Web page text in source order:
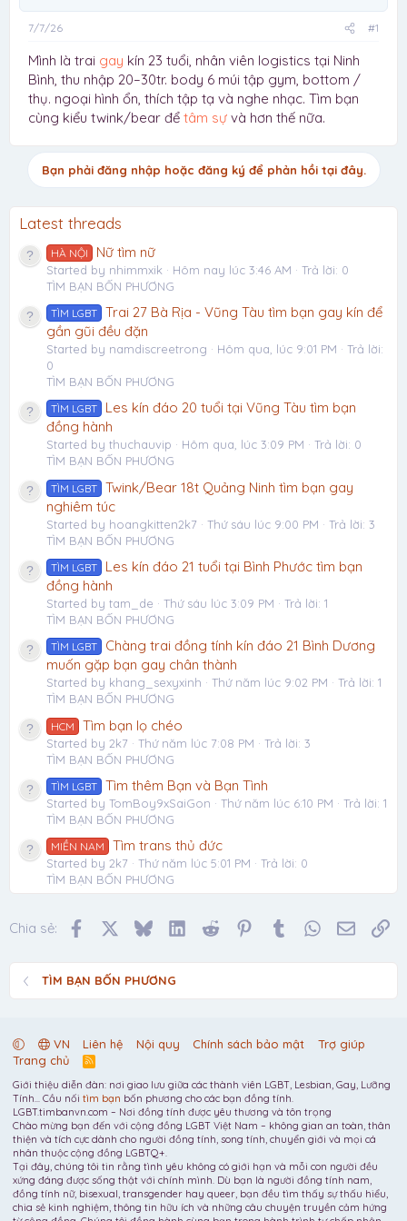
7/7/26 #1
Mình là trai gay kín 23 tuổi, nhân viên logistics tại Ninh
Bình, thu nhập 20–30tr. body 6 múi tập gym, bottom /
thụ. ngoại hình ổn, thích tập tạ và nghe nhạc. Tìm bạn
cùng kiểu twink/bear để tâm sự và hơn thế nữa.
Bạn phải đăng nhập hoặc đăng ký để phản hồi tại đây.
Latest threads
HÀ NỘI Nữ tìm nữ
Started by nhimmxik Hôm nay lúc 3:46 AM
Trả lời: 0
TÌM BẠN BỐN PHƯƠNG
TÌM LGBT
Trai 27 Bà Rịa - Vũng Tàu tìm bạn gay kín để
gần gũi đều đặn
Started by namdiscreetrong Hôm qua, lúc 9:01 PM
Trả lời:
0
TÌM BẠN BỐN PHƯƠNG
TÌM LGBT
Les kín đáo 20 tuổi tại Vũng Tàu tìm bạn
đồng hành
Started by thuchauvip Hôm qua, lúc 3:09 PM
Trả lời: 0
TÌM BẠN BỐN PHƯƠNG
TÌM LGBT
Twink/Bear 18t Quảng Ninh tìm bạn gay
nghiêm túc
Started by hoangkitten2k7 Thứ sáu lúc 9:00 PM
Trả lời: 3
TÌM BẠN BỐN PHƯƠNG
TÌM LGBT
Les kín đáo 21 tuổi tại Bình Phước tìm bạn
đồng hành
Started by tam_de Thứ sáu lúc 3:09 PM
Trả lời: 1
TÌM BẠN BỐN PHƯƠNG
TÌM LGBT
Chàng trai đồng tính kín đáo 21 Bình Dương
muốn gặp bạn gay chân thành
Started by khang_sexyxinh Thứ năm lúc 9:02 PM
Trả lời: 1
TÌM BẠN BỐN PHƯƠNG
HCM Tìm bạn lọ chéo
Started by 2k7 Thứ năm lúc 7:08 PM
Trả lời: 3
TÌM BẠN BỐN PHƯƠNG
TÌM LGBT Tìm thêm Bạn và Bạn Tình
Started by TomBoy9xSaiGon Thứ năm lúc 6:10 PM
Trả lời: 1
TÌM BẠN BỐN PHƯƠNG
MIỀN NAM Tìm trans thủ đức
Started by 2k7 Thứ năm lúc 5:01 PM
Trả lời: 0
TÌM BẠN BỐN PHƯƠNG
Chia sẻ: FacebookBlueskyLinkedInReddit PinterestTumblrWhatsApp
Email
TÌM BẠN BỐN PHƯƠNG
VN Liên hệ Nội quy Chính sách bảo mật
Trợ giúp
Trang chủ
R
S
Giới thiệu diễn đàn: nơi giao lưu giữa các thành viên LGBT, Lesbian, Gay, Lưỡng
Tính... Cầu nối tìm bạn bốn phương cho các bạn đồng tính.
LGBT.timbanvn.com – Nơi đồng tính được yêu thương và tôn trọng
Chào mừng bạn đến với cộng đồng LGBT Việt Nam – không gian an toàn, thân
thiện và tích cực dành cho người đồng tính, song tính, chuyển giới và mọi cá
nhân thuộc cộng đồng LGBTQ+.
Tại đây, chúng tôi tin rằng tình yêu không có giới hạn và mỗi con người đều
xứng đáng được sống thật với chính mình. Dù bạn là người đồng tính nam,
đồng tính nữ, bisexual, transgender hay queer, bạn đều tìm thấy sự thấu hiểu,
chia sẻ kinh nghiệm, thông tin hữu ích và những câu chuyện truyền cảm hứng